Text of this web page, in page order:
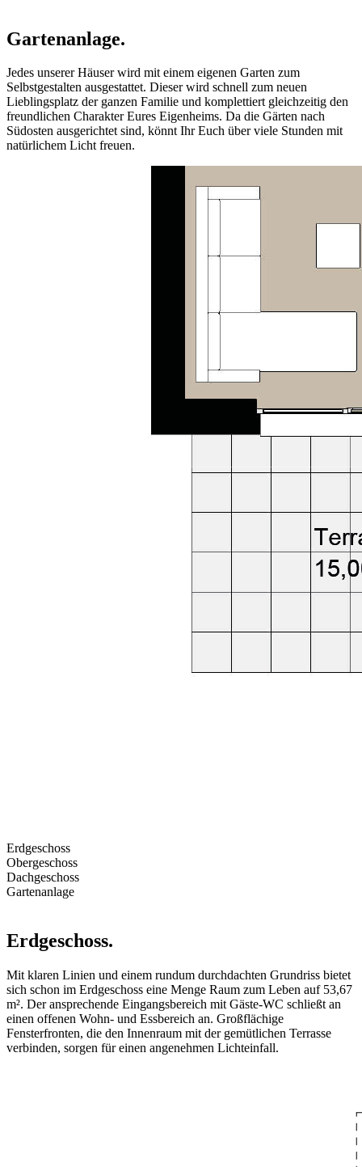
Gartenanlage.
Jedes unserer Häuser wird mit einem eigenen Garten zum
Selbstgestalten ausgestattet. Dieser wird schnell zum neuen
Lieblingsplatz der ganzen Familie und komplettiert gleichzeitig den
freundlichen Charakter Eures Eigenheims. Da die Gärten nach
Südosten ausgerichtet sind, könnt Ihr Euch über viele Stunden mit
natürlichem Licht freuen.
Erdgeschoss
Obergeschoss
Dachgeschoss
Gartenanlage
Erdgeschoss.
Mit klaren Linien und einem rundum durchdachten Grundriss bietet
sich schon im Erdgeschoss eine Menge Raum zum Leben auf 53,67
m². Der ansprechende Eingangsbereich mit Gäste-WC schließt an
einen offenen Wohn- und Essbereich an. Großflächige
Fensterfronten, die den Innenraum mit der gemütlichen Terrasse
verbinden, sorgen für einen angenehmen Lichteinfall.